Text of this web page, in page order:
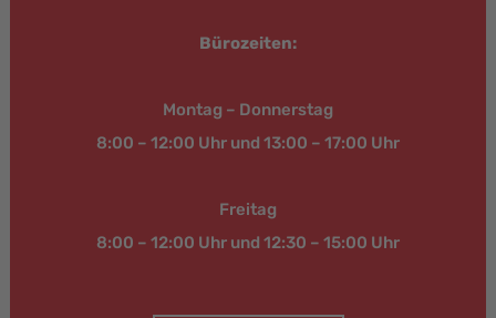
Bürozeiten:
Montag – Donnerstag
8:00 – 12:00 Uhr und 13:00 – 17:00 Uhr
Freitag
8:00 – 12:00 Uhr und 12:30 – 15:00 Uhr